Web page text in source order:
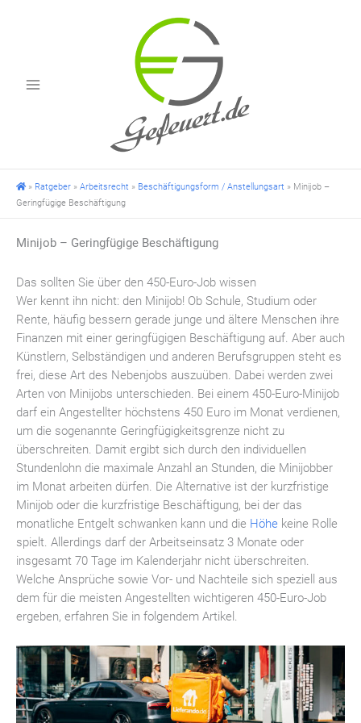
» Ratgeber » Arbeitsrecht » Beschäftigungsform / Anstellungsart » Minijob –
Geringfügige Beschäftigung
Minijob – Geringfügige Beschäftigung
Das sollten Sie über den 450-Euro-Job wissen
Wer kennt ihn nicht: den Minijob! Ob Schule, Studium oder
Rente, häufig bessern gerade junge und ältere Menschen ihre
Finanzen mit einer geringfügigen Beschäftigung auf. Aber auch
Künstlern, Selbständigen und anderen Berufsgruppen steht es
frei, diese Art des Nebenjobs auszuüben. Dabei werden zwei
Arten von Minijobs unterschieden. Bei einem 450-Euro-Minijob
darf ein Angestellter höchstens 450 Euro im Monat verdienen,
um die sogenannte Geringfügigkeitsgrenze nicht zu
überschreiten. Damit ergibt sich durch den individuellen
Stundenlohn die maximale Anzahl an Stunden, die Minijobber
im Monat arbeiten dürfen. Die Alternative ist der kurzfristige
Minijob oder die kurzfristige Beschäftigung, bei der das
monatliche Entgelt schwanken kann und die Höhe keine Rolle
spielt. Allerdings darf der Arbeitseinsatz 3 Monate oder
insgesamt 70 Tage im Kalenderjahr nicht überschreiten.
Welche Ansprüche sowie Vor- und Nachteile sich speziell aus
dem für die meisten Angestellten wichtigeren 450-Euro-Job
ergeben, erfahren Sie in folgendem Artikel.